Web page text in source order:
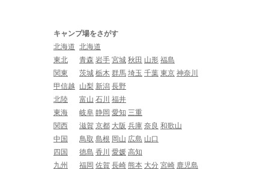
キャンプ場をさがす
北海道 北海道
東北
青森 岩手 宮城 秋田 山形 福島
関東
茨城 栃木 群馬 埼玉 千葉 東京 神奈川
甲信越
山梨 新潟 長野
北陸
富山 石川 福井
東海
岐阜 静岡 愛知 三重
関西
滋賀 京都 大阪 兵庫 奈良 和歌山
中国
鳥取 島根 岡山 広島 山口
四国
徳島 香川 愛媛 高知
九州
福岡 佐賀 長崎 熊本 大分 宮崎 鹿児島